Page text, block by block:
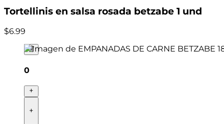
Tortellinis en salsa rosada betzabe 1 und
$6.99
0